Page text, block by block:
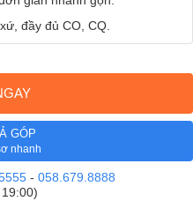
đầy đủ CO, CQ.
GÓP
nhanh
- 058.679.8888